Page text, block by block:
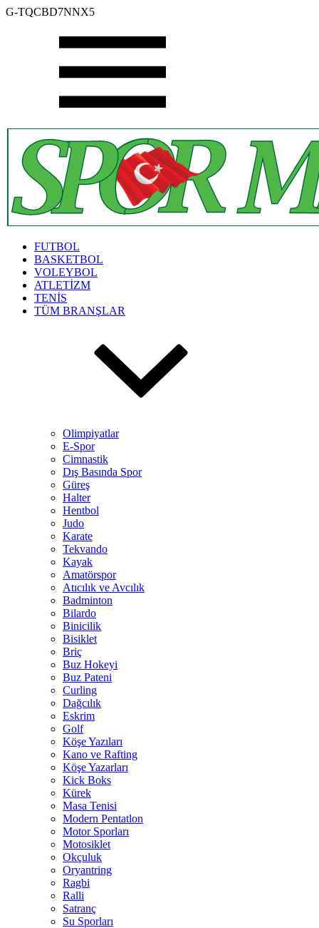
G-TQCBD7NNX5
FUTBOL
BASKETBOL
VOLEYBOL
ATLETİZM
TENİS
TÜM BRANŞLAR
Olimpiyatlar
E-Spor
Cimnastik
Dış Basında Spor
Güreş
Halter
Hentbol
Judo
Karate
Tekvando
Kayak
Amatörspor
Atıcılık ve Avcılık
Badminton
Bilardo
Binicilik
Bisiklet
Briç
Buz Hokeyi
Buz Pateni
Curling
Dağcılık
Eskrim
Golf
Köşe Yazıları
Kano ve Rafting
Köşe Yazarları
Kick Boks
Kürek
Masa Tenisi
Modern Pentatlon
Motor Sporları
Motosiklet
Okçuluk
Oryantring
Ragbi
Ralli
Satranç
Su Sporları